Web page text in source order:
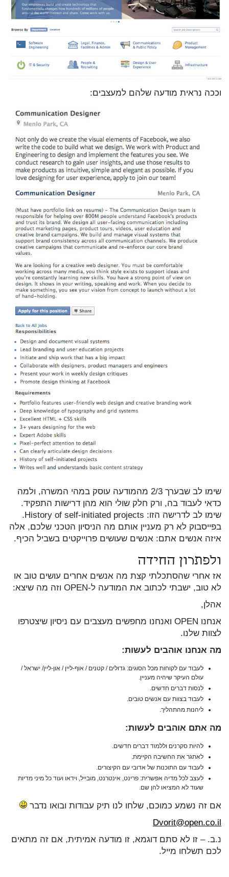
וככה נראית מודעה שלהם למעצבים:
שימו לב שבערך 2/3 מהמודעה עוסק במהי המשרה, ולמה
כדאי לעבוד בה, ורק חלק שולי הוא מהן דרישות התפקיד.
שימו לב לדרישה הזו: History of self-initiated projects.
בפייסבוק לא רק מעניין אותם מה הניסיון הטכני שלכם, אלה
איזה אנשים אתם: אנשים שעושים פרוייקטים בשביל הכיף.
ולפתרון החידה
אז אחרי שהסתכלתי קצת מה אנשים אחרים עושים טוב או
לא טוב, ישבתי לכתוב את המודעה ל-OPEN וזה מה שיצא:
אהלן,
אנחנו OPEN ואנחנו מחפשים מעצבים עם ניסיון שיצטרפו
לצוות שלנו.
מה אנחנו אוהבים לעשות:
לעבוד עם לקוחות מכל הסוגים: גדולים / קטנים / אוף-ליין / און-ליין/ ישראל /
עולם העיקר שיהיה מעניין.
לנסות דברים חדשים.
לעבוד בצוות עם אנשים טובים.
ליהנות מהתהליך.
מה אתם אוהבים לעשות:
להיות סקרנים וללמוד דברים חדשים.
לאתגר את החשיבה הקיימת.
לעבוד עם התוכנות של אדובי עם הקיצורים.
לעצב לכל מדיה אפשרית: פרינט, אינטרנט, מובייל, וידאו ועוד כל מיני מדיות
שעוד לא המציאו להן שם.
אם זה נשמע כמוכם, שלחו לנו תיק עבודות ובואו נדבר
Dvorit@open.co.il
נ.ב. – זו לא סתם דוגמא, זו מודעה אמיתית, אם זה מתאים
לכם תשלחו מייל.